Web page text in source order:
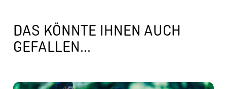
DAS KÖNNTE IHNEN AUCH
GEFALLEN...